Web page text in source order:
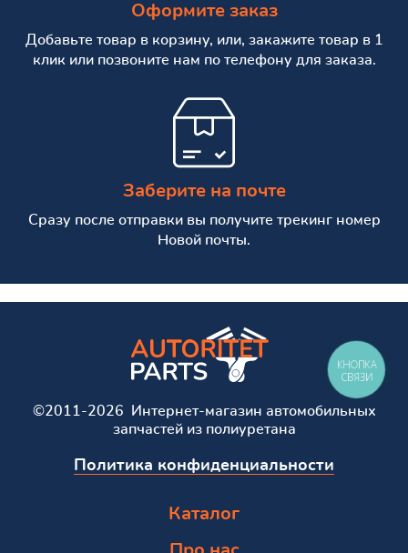
Оформите заказ
Добавьте товар в корзину, или, закажите товар в 1
клик или позвоните нам по телефону для заказа.
Заберите на почте
Сразу после отправки вы получите трекинг номер
Новой почты.
©2011-2026 Интернет-магазин автомобильных
запчастей из полиуретана
Политика конфиденциальности
Каталог
КНОПКА
СВЯЗИ